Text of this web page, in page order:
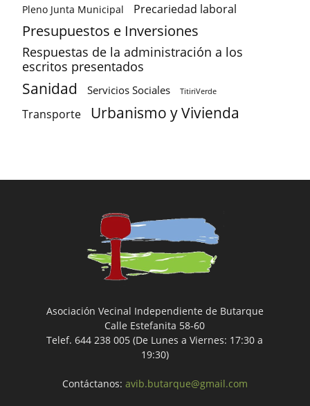
Pleno Junta Municipal Precariedad laboral
Presupuestos e Inversiones
Respuestas de la administración a los
escritos presentados
Sanidad Servicios Sociales TitiriVerde
Transporte Urbanismo y Vivienda
Asociación Vecinal Independiente de Butarque
Calle Estefanita 58-60
Telef. 644 238 005 (De Lunes a Viernes: 17:30 a
19:30)
Contáctanos: avib.butarque@gmail.com